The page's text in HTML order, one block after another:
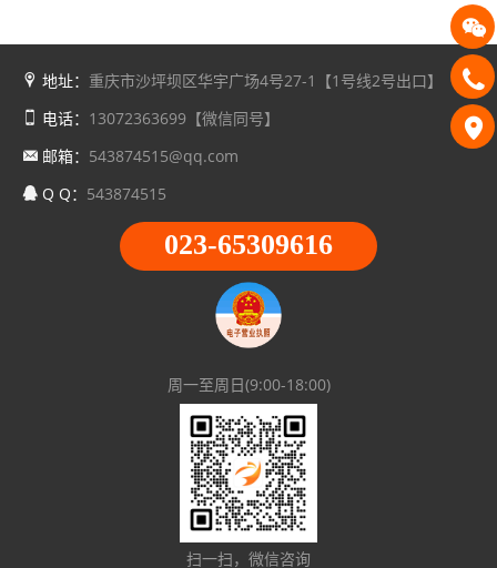
地址： 重庆市沙坪坝区华宇广场4号27-1【1号线2号出口】
电话： 13072363699【微信同号】
邮箱： 543874515@qq.com
Q Q： 543874515
023-65309616
周一至周日(9:00-18:00)
扫一扫，微信咨询